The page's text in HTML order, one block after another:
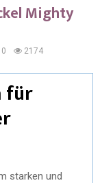
Mighty
0 2174
für
starken und